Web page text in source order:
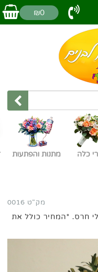
₪0
כלה מתנות והפתעות
מק"ט 0016
חרס. *המחיר כולל את